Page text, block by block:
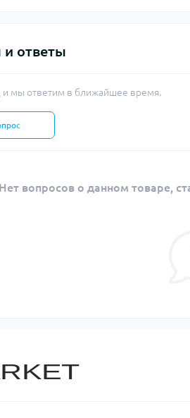
ответы
и мы ответим в ближайшее время.
Нет вопросов о данном товаре,